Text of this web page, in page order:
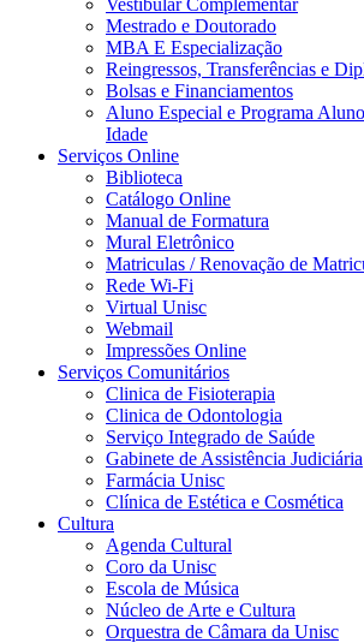
Mestrado e Doutorado
MBA E Especialização
Reingressos, Transferências e
Bolsas e Financiamentos
Aluno Especial e Programa
Idade
Serviços Online
Biblioteca
Catálogo Online
Manual de Formatura
Mural Eletrônico
Matriculas / Renovação de
Rede Wi-Fi
Virtual Unisc
Webmail
Impressões Online
Serviços Comunitários
Clinica de Fisioterapia
Clinica de Odontologia
Serviço Integrado de Saúde
Gabinete de Assistência Judiciária
Farmácia Unisc
Clínica de Estética e Cosmética
Cultura
Agenda Cultural
Coro da Unisc
Escola de Música
Núcleo de Arte e Cultura
Orquestra de Câmara da Unisc